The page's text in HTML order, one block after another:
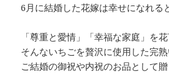
6月に結婚した花嫁は幸せになれる
「尊重と愛情」「幸福な家庭」を
そんないちごを贅沢に使用した完
ご結婚の御祝や内祝のお品として